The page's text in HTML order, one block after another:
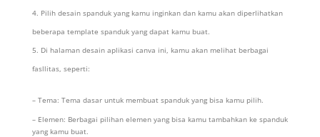
Pilih desain spanduk yang kamu inginkan dan kamu akan diperlihatkan
beberapa template spanduk yang dapat kamu buat.
Di halaman desain aplikasi canva ini, kamu akan melihat berbagai
fasllitas, seperti:
– Tema: Tema dasar untuk membuat spanduk yang bisa kamu pilih.
– Elemen: Berbagai pilihan elemen yang bisa kamu tambahkan ke spanduk
yang kamu buat.